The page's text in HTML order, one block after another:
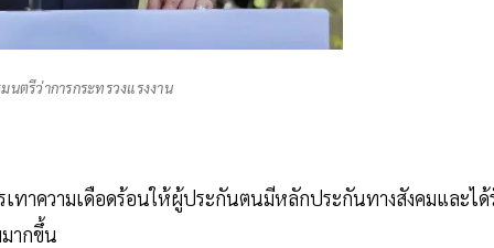
ตรีว่าการกระทรวงแรงงาน
เทาความเดือดร้อนให้ผู้ประกันตนมีหลักประกันทางสังคมและไ
ากขึ้น